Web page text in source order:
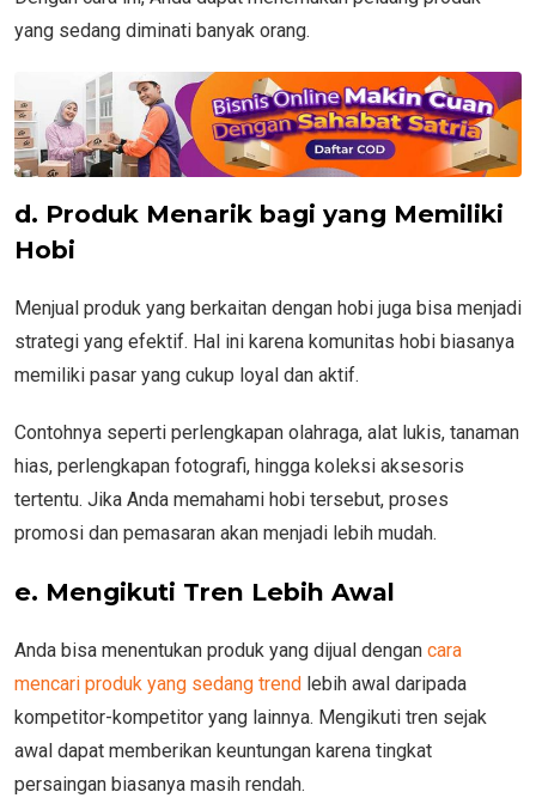
yang sedang diminati banyak orang.
d. Produk Menarik bagi yang Memiliki
Hobi
Menjual produk yang berkaitan dengan hobi juga bisa menjadi
strategi yang efektif. Hal ini karena komunitas hobi biasanya
memiliki pasar yang cukup loyal dan aktif.
Contohnya seperti perlengkapan olahraga, alat lukis, tanaman
hias, perlengkapan fotografi, hingga koleksi aksesoris
tertentu. Jika Anda memahami hobi tersebut, proses
promosi dan pemasaran akan menjadi lebih mudah.
e. Mengikuti Tren Lebih Awal
Anda bisa menentukan produk yang dijual dengan cara
mencari produk yang sedang trend lebih awal daripada
kompetitor-kompetitor yang lainnya. Mengikuti tren sejak
awal dapat memberikan keuntungan karena tingkat
persaingan biasanya masih rendah.